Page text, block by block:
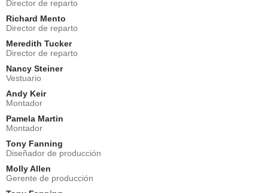
Director de reparto
Richard Mento
Director de reparto
Meredith Tucker
Director de reparto
Nancy Steiner
Vestuario
Andy Keir
Montador
Pamela Martin
Montador
Tony Fanning
Diseñador de producción
Molly Allen
Gerente de producción